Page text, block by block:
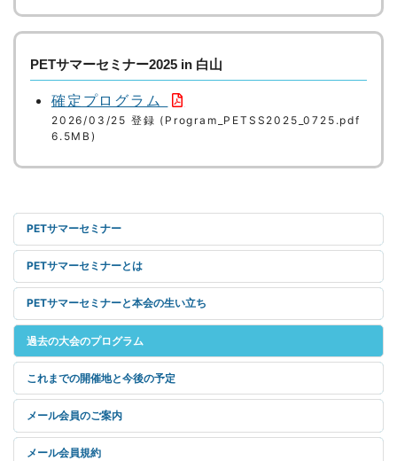
PETサマーセミナー2025 in 白山
確定プログラム
2026/03/25 登録 (Program_PETSS2025_0725.pdf
6.5MB)
PETサマーセミナー
PETサマーセミナーとは
PETサマーセミナーと本会の生い立ち
過去の大会のプログラム
これまでの開催地と今後の予定
メール会員のご案内
メール会員規約